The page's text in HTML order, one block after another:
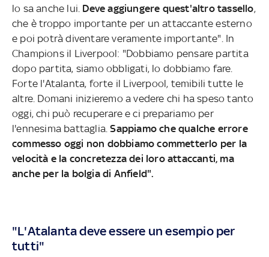
lo sa anche lui. Deve aggiungere quest'altro tassello,
che è troppo importante per un attaccante esterno
e poi potrà diventare veramente importante". In
Champions il Liverpool: "Dobbiamo pensare partita
dopo partita, siamo obbligati, lo dobbiamo fare.
Forte l'Atalanta, forte il Liverpool, temibili tutte le
altre. Domani inizieremo a vedere chi ha speso tanto
oggi, chi può recuperare e ci prepariamo per
l'ennesima battaglia. Sappiamo che qualche errore
commesso oggi non dobbiamo commetterlo per la
velocità e la concretezza dei loro attaccanti, ma
anche per la bolgia di Anfield".
"L'Atalanta deve essere un esempio per
tutti"